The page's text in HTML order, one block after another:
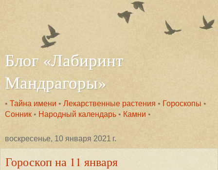
Блог «Лабиринт
Мандрагоры»
• Тайна имени • Лекарственные растения • Гороскопы •
Сонник • Народный календарь • Камни •
воскресенье, 10 января 2021 г.
Гороскоп на 11 января